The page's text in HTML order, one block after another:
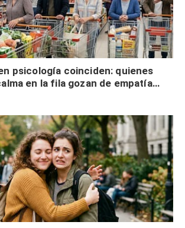
psicología coinciden: quienes
en la fila gozan de empatía
y no solo tienen autocontrol